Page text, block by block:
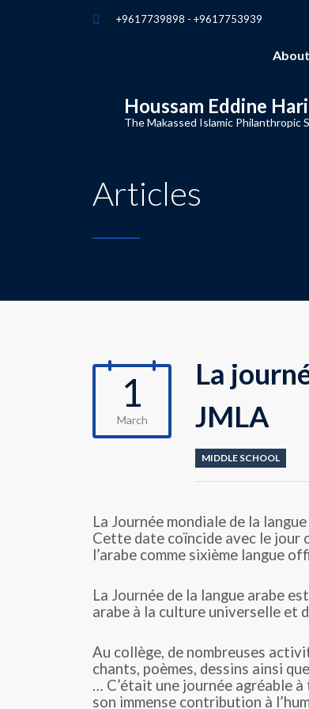
+9617739898 - +9617753939
Houssam Eddine
The Makassed Islamic Philanthropic
Articles
1
March
La
JMLA
MIDDLE SCHOOL
La Journée mondiale de la
Cette date coïncide avec le jour
l’arabe comme sixième langue
La Journée de la langue arabe
arabe à la culture universelle et
Au collège, de nombreuses
chants, poèmes, dessins ainsi
… C’était une journée agréable
son immense contribution à